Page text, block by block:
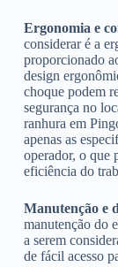
Ergonomia e
considerar é a
proporcionado
design
choque podem
segurança no
ranhura em
apenas as
operador, o que
eficiência do
Manutenção e
manutenção do
a serem
de fácil acesso